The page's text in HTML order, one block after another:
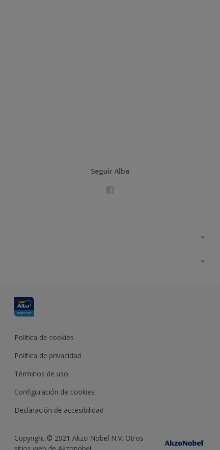
Seguir Alba
Política de cookies
Política de privacidad
Términos de uso
Configuración de cookies
Declaración de accesibilidad
Copyright © 2021 Akzo Nobel N.V. Otros
sitios web de Akzonobel